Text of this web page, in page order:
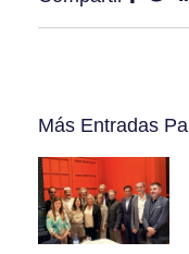
Más Entradas